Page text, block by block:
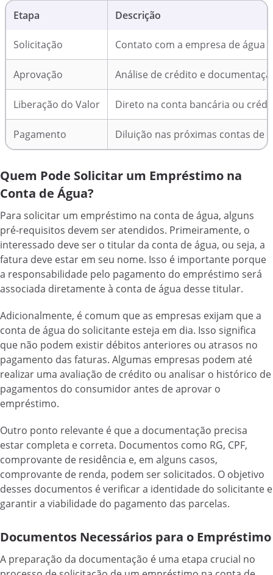
Etapa Descrição
Solicitação Contato com a empresa de água
Aprovação Análise de crédito e
Liberação do Valor Direto na conta bancária ou
Pagamento Diluição nas próximas contas de
Quem Pode Solicitar um Empréstimo na
Conta de Água?
Para solicitar um empréstimo na conta de água, alguns
pré-requisitos devem ser atendidos. Primeiramente, o
interessado deve ser o titular da conta de água, ou seja, a
fatura deve estar em seu nome. Isso é importante porque
a responsabilidade pelo pagamento do empréstimo será
associada diretamente à conta de água desse titular.
Adicionalmente, é comum que as empresas exijam que a
conta de água do solicitante esteja em dia. Isso significa
que não podem existir débitos anteriores ou atrasos no
pagamento das faturas. Algumas empresas podem até
realizar uma avaliação de crédito ou analisar o histórico de
pagamentos do consumidor antes de aprovar o
empréstimo.
Outro ponto relevante é que a documentação precisa
estar completa e correta. Documentos como RG, CPF,
comprovante de residência e, em alguns casos,
comprovante de renda, podem ser solicitados. O objetivo
desses documentos é verificar a identidade do solicitante e
garantir a viabilidade do pagamento das parcelas.
Documentos Necessários para o Empréstimo
A preparação da documentação é uma etapa crucial no